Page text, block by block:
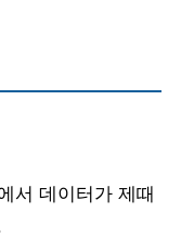
서 데이터가 제때